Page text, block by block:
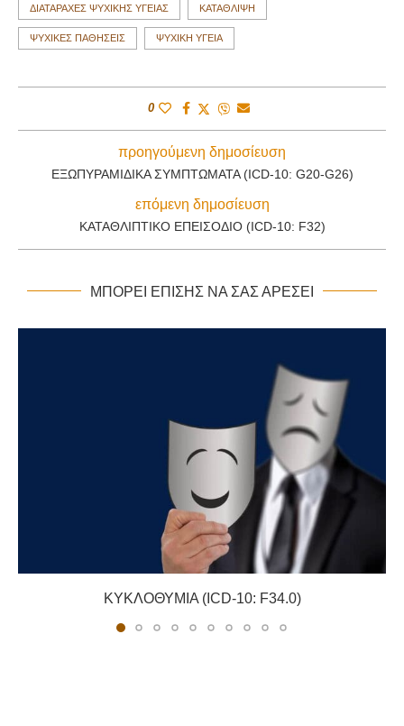
ΔΙΑΤΑΡΑΧΈΣ ΨΥΧΙΚΉΣ ΥΓΕΊΑΣ ΚΑΤΆΘΛΙΨΗ
ΨΥΧΙΚΈΣ ΠΑΘΉΣΕΙΣ ΨΥΧΙΚΉ ΥΓΕΊΑ
0
προηγούμενη δημοσίευση
ΕΞΩΠΥΡΑΜΙΔΙΚΆ ΣΥΜΠΤΏΜΑΤΑ (ICD-10: G20-G26)
επόμενη δημοσίευση
ΚΑΤΑΘΛΙΠΤΙΚΌ ΕΠΕΙΣΌΔΙΟ (ICD-10: F32)
ΜΠΟΡΕΊ ΕΠΊΣΗΣ ΝΑ ΣΑΣ ΑΡΈΣΕΙ
ΚΥΚΛΟΘΥΜΊΑ (ICD-10: F34.0)